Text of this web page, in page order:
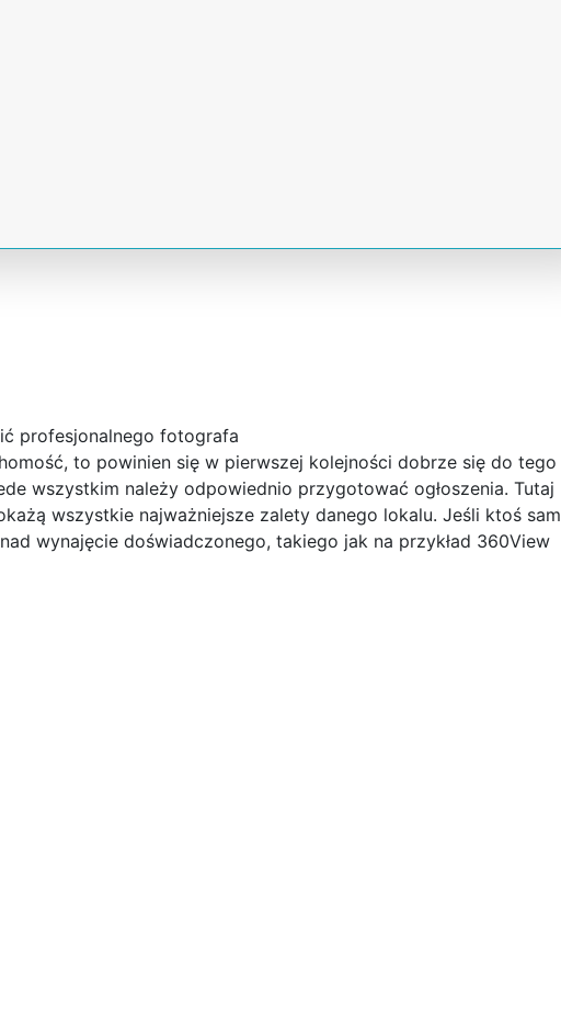
profesjonalnego fotografa
to powinien się w pierwszej kolejności dobrze się do tego
wszystkim należy odpowiednio przygotować ogłoszenia. Tutaj
wszystkie najważniejsze zalety danego lokalu. Jeśli ktoś sam
wynajęcie doświadczonego, takiego jak na przykład 360View